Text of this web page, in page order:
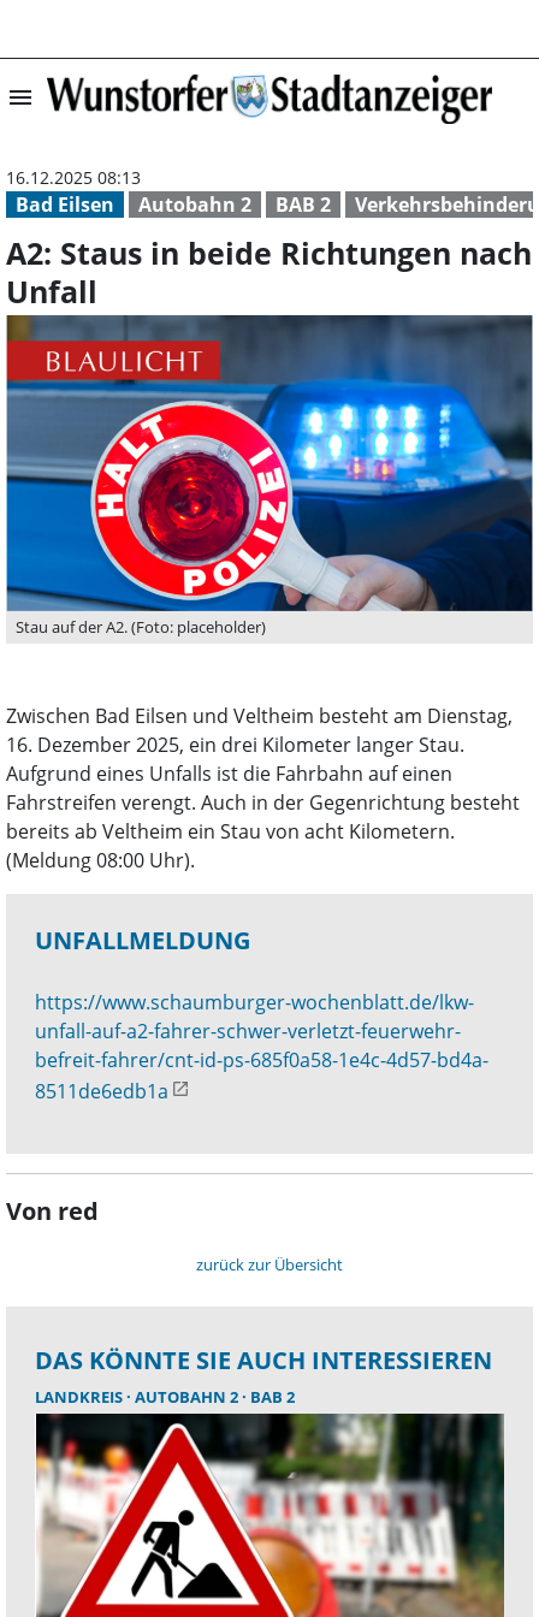
menu A2: Staus in
Bad Eilsen Autobahn 2 BAB 2
16.12.2025 08:13
A2: Staus in beide Richtungen nach
Unfall
Stau auf der A2. (Foto: placeholder)
Zwischen Bad Eilsen und Veltheim besteht am Dienstag,
16. Dezember 2025, ein drei Kilometer langer Stau.
Aufgrund eines Unfalls ist die Fahrbahn auf einen
Fahrstreifen verengt. Auch in der Gegenrichtung besteht
bereits ab Veltheim ein Stau von acht Kilometern.
(Meldung 08:00 Uhr).
UNFALLMELDUNG
https://www.schaumburger-wochenblatt.de/lkw-
unfall-auf-a2-fahrer-schwer-verletzt-feuerwehr-
befreit-fahrer/cnt-id-ps-685f0a58-1e4c-4d57-bd4a-
8511de6edb1a
Von red
zurück zur Übersicht
DAS KÖNNTE SIE AUCH INTERESSIEREN
LANDKREIS AUTOBAHN 2 BAB 2